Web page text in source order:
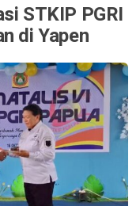
STKIP PGRI
di Yapen